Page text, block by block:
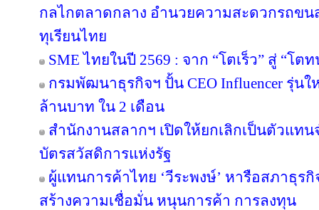
กลไกตลาดกลาง อำนวยความสะดวกรถข
ทุเรียนไทย
SME ไทยในปี 2569 : จาก “โตเร็ว” สู่ “โ
กรมพัฒนาธุรกิจฯ ปั้น CEO Influencer รุ่น
ล้านบาท ใน 2 เดือน
สำนักงานสลากฯ เปิดให้ยกเลิกเป็นตัวแทน
บัตรสวัสดิการแห่งรัฐ
ผู้แทนการค้าไทย ‘วีระพงษ์’ หารือสภาธุรกิ
สร้างความเชื่อมั่น หนุนการค้า การลงทุน